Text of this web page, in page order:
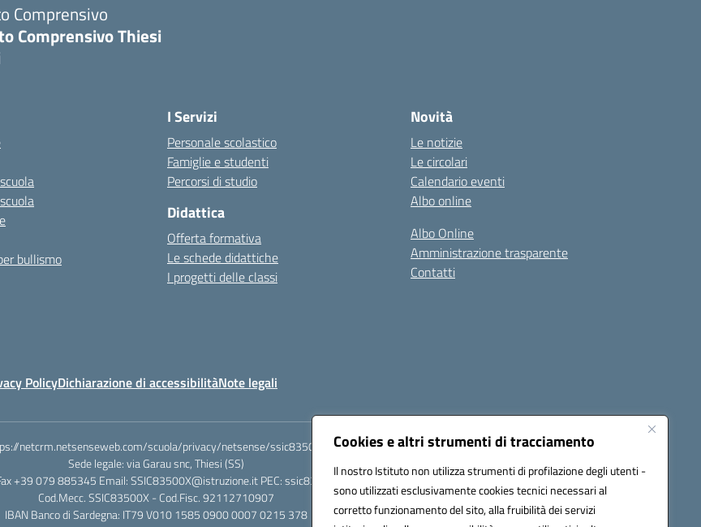
Cookies e altri strumenti di tracciamento
Il nostro Istituto non utilizza strumenti di profilazione degli utenti -
sono utilizzati esclusivamente cookies tecnici necessari al
corretto funzionamento del sito, alla fruibilità dei servizi
Comprensivo
Comprensivo Thiesi
bullismo
I Servizi
Personale scolastico
Famiglie e studenti
Percorsi di studio
Didattica
Offerta formativa
Le schede didattiche
I progetti delle classi
Novità
Le notizie
Le circolari
Calendario eventi
Albo online
Albo Online
Amministrazione trasparente
Contatti
PolicyDichiarazione di accessibilitàNote legali
netcrm.netsenseweb.com/scuola/privacy/netsense/ssic83500x
Sede legale: via Garau snc, Thiesi (SS)
+39 079 885345 Email: SSIC83500X@istruzione.it PEC: ssic83500x@pec.istruzione.it
Cod.Mecc. SSIC83500X - Cod.Fisc. 92112710907
IBAN Banco di Sardegna: IT79 V010 1585 0900 0007 0215 378